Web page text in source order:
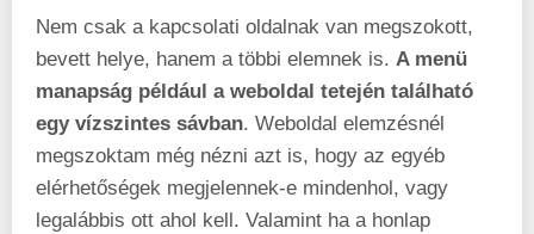
Nem csak a kapcsolati oldalnak van megszokott,
bevett helye, hanem a többi elemnek is. A menü
manapság például a weboldal tetején található
egy vízszintes sávban. Weboldal elemzésnél
megszoktam még nézni azt is, hogy az egyéb
elérhetőségek megjelennek-e mindenhol, vagy
legalábbis ott ahol kell. Valamint ha a honlap